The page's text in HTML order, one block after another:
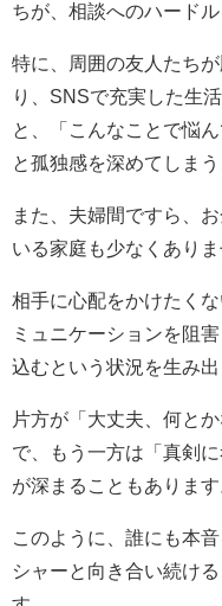
ちが、相談へのハード
特に、周囲の友人たち
り、SNSで充実した生
と、「こんなことで悩
と孤独感を深めてしまう
また、夫婦間ですら、
いる家庭も少なくありま
相手に心配をかけたく
ミュニケーションを阻
込むという状況を生み出
片方が「大丈夫、何と
で、もう一方は「真剣
が深まることもあります
このように、誰にも本
シャーと向き合い続け